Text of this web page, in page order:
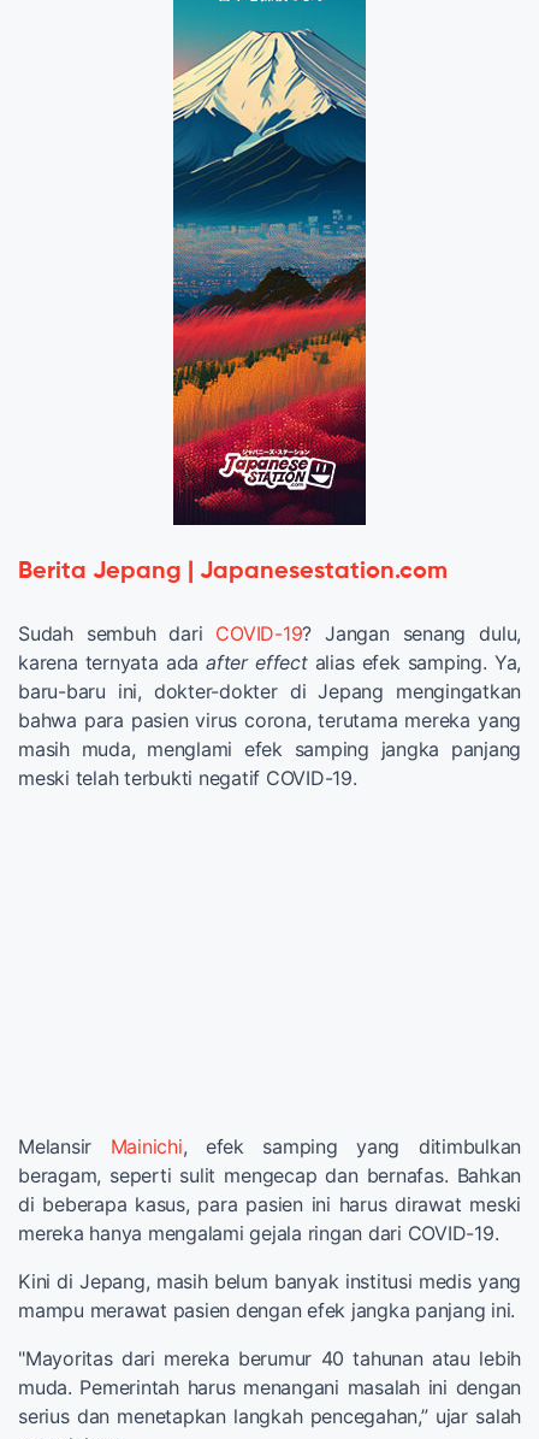
Berita Jepang | Japanesestation.com
Sudah sembuh dari COVID-19? Jangan senang dulu,
karena ternyata adaafter effectalias efek samping. Ya,
baru-baru ini, dokter-dokter di Jepang mengingatkan
bahwa para pasien virus corona, terutama mereka yang
masih muda, menglami efek samping jangka panjang
meski telah terbukti negatif COVID-19.
Melansir Mainichi, efek samping yang ditimbulkan
beragam, seperti sulit mengecap dan bernafas. Bahkan
di beberapa kasus, para pasien ini harus dirawat meski
mereka hanya mengalami gejala ringan dari COVID-19.
Kini di Jepang, masih belum banyak institusi medis yang
mampu merawat pasien dengan efek jangka panjang ini.
"Mayoritas dari mereka berumur 40 tahunan atau lebih
muda. Pemerintah harus menangani masalah ini dengan
serius dan menetapkan langkah pencegahan,” ujar salah